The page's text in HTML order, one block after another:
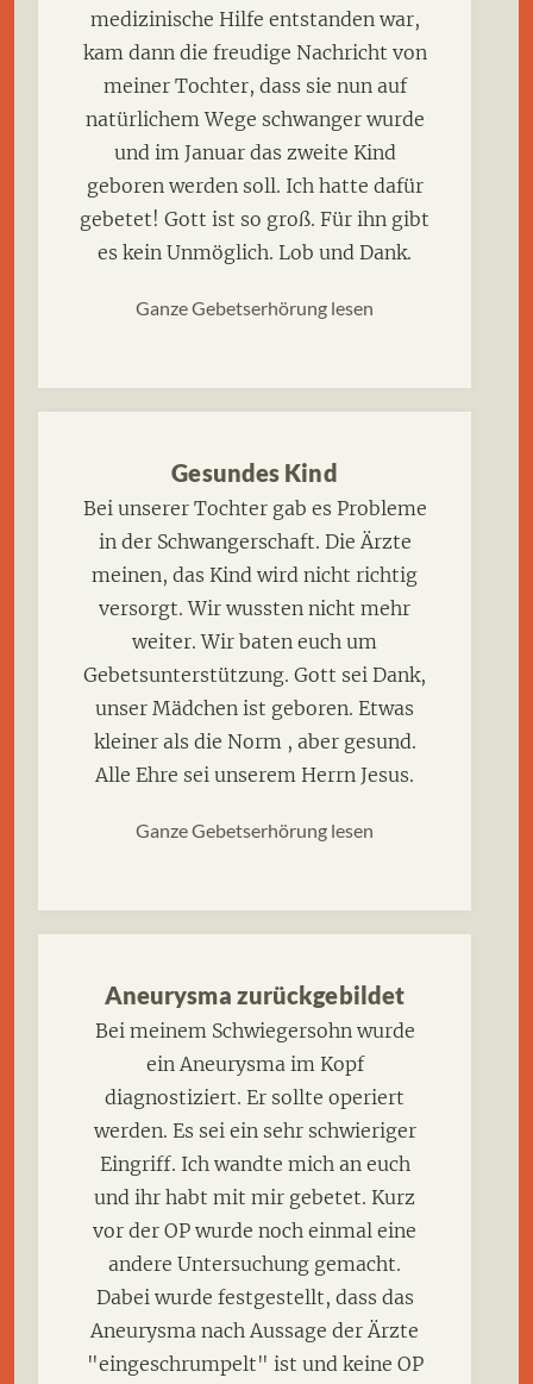
medizinische Hilfe entstanden war,
kam dann die freudige Nachricht von
meiner Tochter, dass sie nun auf
natürlichem Wege schwanger wurde
und im Januar das zweite Kind
geboren werden soll. Ich hatte dafür
gebetet! Gott ist so groß. Für ihn gibt
es kein Unmöglich. Lob und Dank.
Ganze Gebetserhörung lesen
Gesundes Kind
Bei unserer Tochter gab es Probleme
in der Schwangerschaft. Die Ärzte
meinen, das Kind wird nicht richtig
versorgt. Wir wussten nicht mehr
weiter. Wir baten euch um
Gebetsunterstützung. Gott sei Dank,
unser Mädchen ist geboren. Etwas
kleiner als die Norm , aber gesund.
Alle Ehre sei unserem Herrn Jesus.
Ganze Gebetserhörung lesen
Aneurysma zurückgebildet
Bei meinem Schwiegersohn wurde
ein Aneurysma im Kopf
diagnostiziert. Er sollte operiert
werden. Es sei ein sehr schwieriger
Eingriff. Ich wandte mich an euch
und ihr habt mit mir gebetet. Kurz
vor der OP wurde noch einmal eine
andere Untersuchung gemacht.
Dabei wurde festgestellt, dass das
Aneurysma nach Aussage der Ärzte
"eingeschrumpelt" ist und keine OP